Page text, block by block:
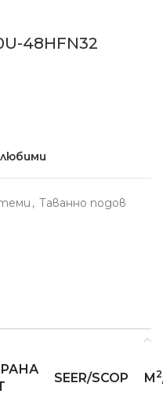
48HFN32
, Таванно подов
SEER/SCOP M 2